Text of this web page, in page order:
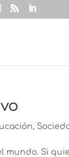
,
mundo. Si